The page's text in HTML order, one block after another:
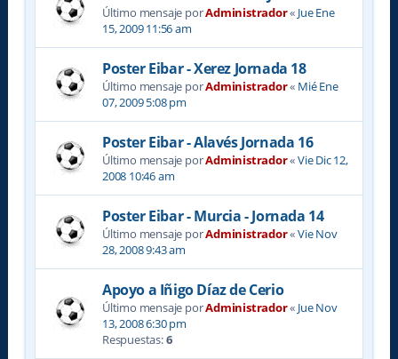
Último mensaje porAdministrador« Jue Ene
15, 2009 11:56 am
Poster Eibar - Xerez Jornada 18
Último mensaje porAdministrador« Mié Ene
07, 2009 5:08 pm
Poster Eibar - Alavés Jornada 16
Último mensaje porAdministrador«Vie Dic 12,
2008 10:46 am
Poster Eibar - Murcia - Jornada 14
Último mensaje porAdministrador«Vie Nov
28, 2008 9:43 am
Apoyo a Iñigo Díaz de Cerio
Último mensaje porAdministrador« Jue Nov
13, 2008 6:30 pm
Respuestas:6